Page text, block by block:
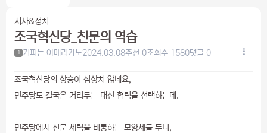
시사&정치
조국혁신당_친문의 역습
1 커피는 아메리카노2024.03.08추천 0조회수 1580댓글 0
조국혁신당의 상승이 심상치 않네요,
민주당도 결국은 거리두는 대신 협력을 선택하는데.
민주당에서 친문 세력을 비통하는 모양세를 두니,